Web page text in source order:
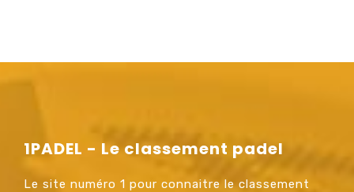
1PADEL - Le classement padel
Le site numéro 1 pour connaitre le classement